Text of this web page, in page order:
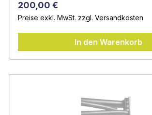
200,00 €
Preise exkl. MwSt. zzgl. Versandkosten
In den Warenkorb